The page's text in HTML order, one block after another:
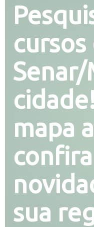
cursos
Senar/
mapa
sua